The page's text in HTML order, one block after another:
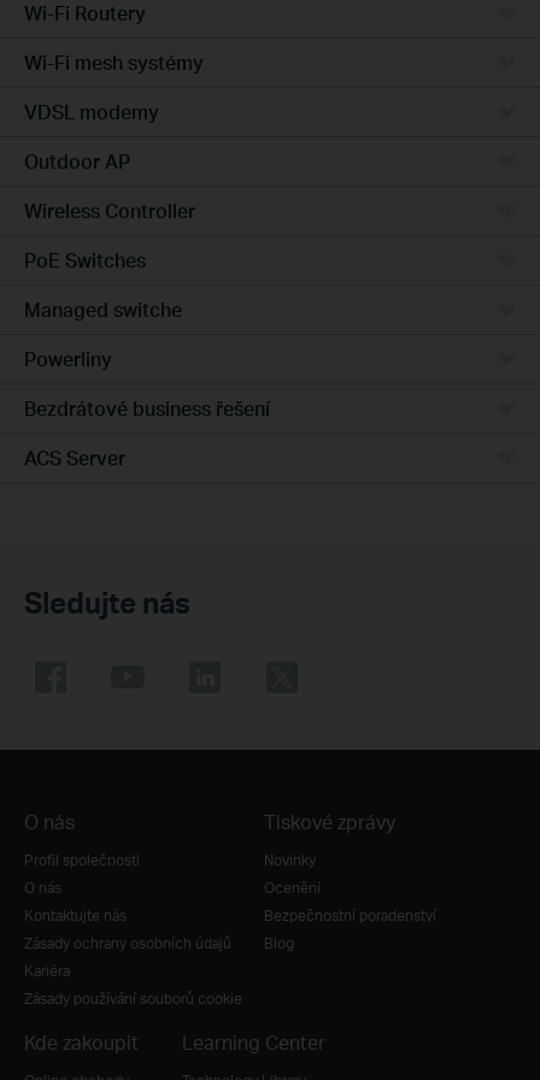
Wi-Fi Routery
Wi-Fi mesh systémy
VDSL modemy
Outdoor AP
Wireless Controller
PoE Switches
Managed switche
Powerliny
Bezdrátové business řešení
ACS Server
Sledujte nás
O nás
Profil společnosti
O nás
Kontaktujte nás
Zásady ochrany osobních údajů
Kariéra
Zásady používání souborů cookie
Tiskové zprávy
Novinky
Ocenění
Bezpečnostní poradenství
Blog
Kde zakoupit Learning Center